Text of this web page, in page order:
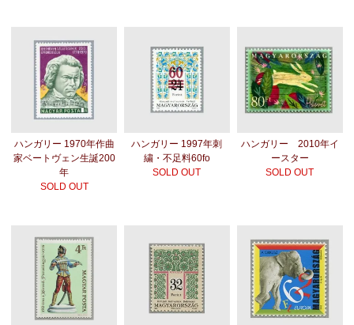
ハンガリー 1970年作曲
家ベートヴェン生誕200
年
SOLD OUT
ハンガリー 1997年刺
繍・不足料60fo
SOLD OUT
ハンガリー 2010年イ
ースター
SOLD OUT